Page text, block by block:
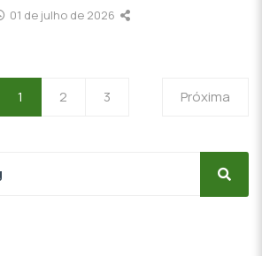
01 de julho de 2026
1 2 3 Próxima